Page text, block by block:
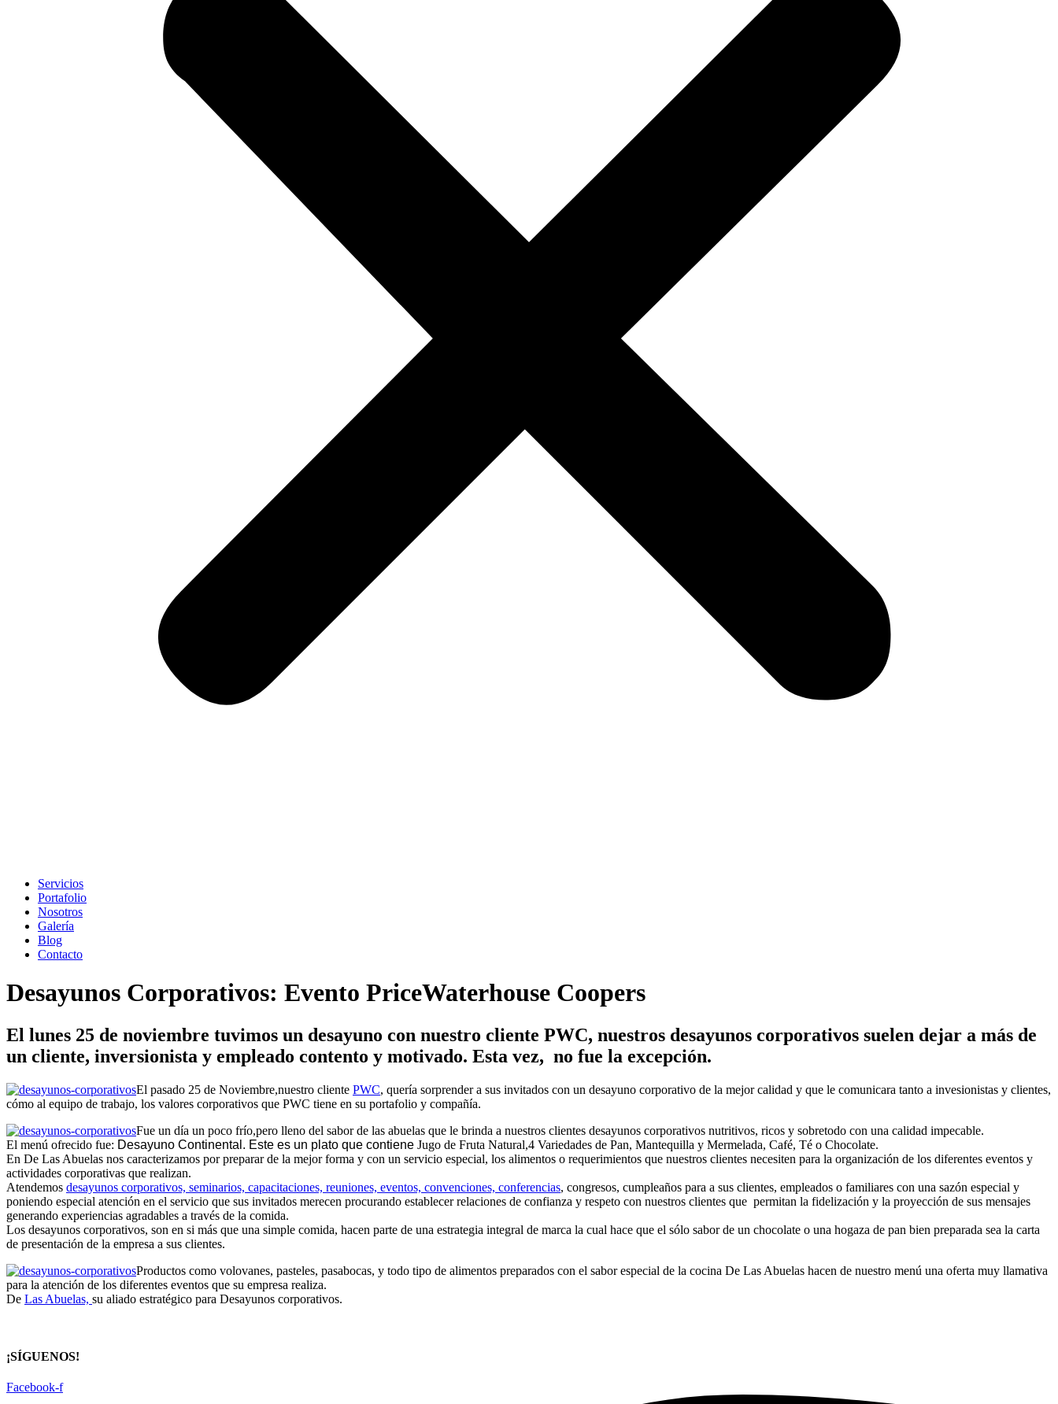
Servicios
Portafolio
Nosotros
Galería
Blog
Contacto
Desayunos Corporativos: Evento PriceWaterhouse Coopers
El lunes 25 de noviembre tuvimos un desayuno con nuestro cliente PWC, nuestros desayunos corporativos suelen dejar a más de
un cliente, inversionista y empleado contento y motivado. Esta vez, no fue la excepción.
El pasado 25 de Noviembre,nuestro cliente PWC, quería sorprender a sus invitados con un desayuno corporativo de la mejor calidad y que le comunicara tanto a invesionistas y clientes,
cómo al equipo de trabajo, los valores corporativos que PWC tiene en su portafolio y compañía.
Fue un día un poco frío,pero lleno del sabor de las abuelas que le brinda a nuestros clientes desayunos corporativos nutritivos, ricos y sobretodo con una calidad impecable.
El menú ofrecido fue: Desayuno Continental. Este es un plato que contiene Jugo de Fruta Natural,4 Variedades de Pan, Mantequilla y Mermelada, Café, Té o Chocolate.
En De Las Abuelas nos caracterizamos por preparar de la mejor forma y con un servicio especial, los alimentos o requerimientos que nuestros clientes necesiten para la organización de los diferentes eventos y
actividades corporativas que realizan.
Atendemos desayunos corporativos, seminarios, capacitaciones, reuniones, eventos, convenciones, conferencias, congresos, cumpleaños para a sus clientes, empleados o familiares con una sazón especial y
poniendo especial atención en el servicio que sus invitados merecen procurando establecer relaciones de confianza y respeto con nuestros clientes que permitan la fidelización y la proyección de sus mensajes
generando experiencias agradables a través de la comida.
Los desayunos corporativos, son en si más que una simple comida, hacen parte de una estrategia integral de marca la cual hace que el sólo sabor de un chocolate o una hogaza de pan bien preparada sea la carta
de presentación de la empresa a sus clientes.
Productos como volovanes, pasteles, pasabocas, y todo tipo de alimentos preparados con el sabor especial de la cocina De Las Abuelas hacen de nuestro menú una oferta muy llamativa
para la atención de los diferentes eventos que su empresa realiza.
De Las Abuelas, su aliado estratégico para Desayunos corporativos.
¡SÍGUENOS!
Facebook-f